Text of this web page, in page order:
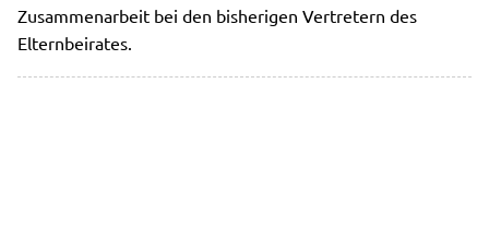
Zusammenarbeit bei den bisherigen Vertretern des
Elternbeirates.